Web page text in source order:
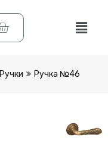
Ручки Ручка №46